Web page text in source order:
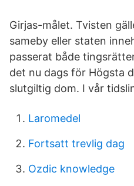
Girjas-målet. Tvisten
sameby eller staten
passerat både
det nu dags för Högsta
slutgiltig dom. I vår
Laromedel
Fortsatt trevlig dag
Ozdic knowledge